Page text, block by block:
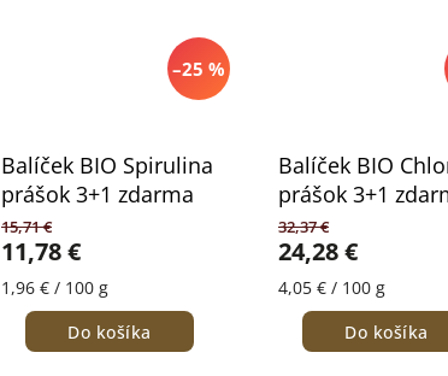
–25 %
Balíček BIO Spirulina
prášok 3+1 zdarma
15,71 €
11,78 €
1,96 € / 100 g
Do košíka
Balíček BIO
prášok 3+1
32,37 €
24,28 €
4,05 € / 100 g
Do košíka